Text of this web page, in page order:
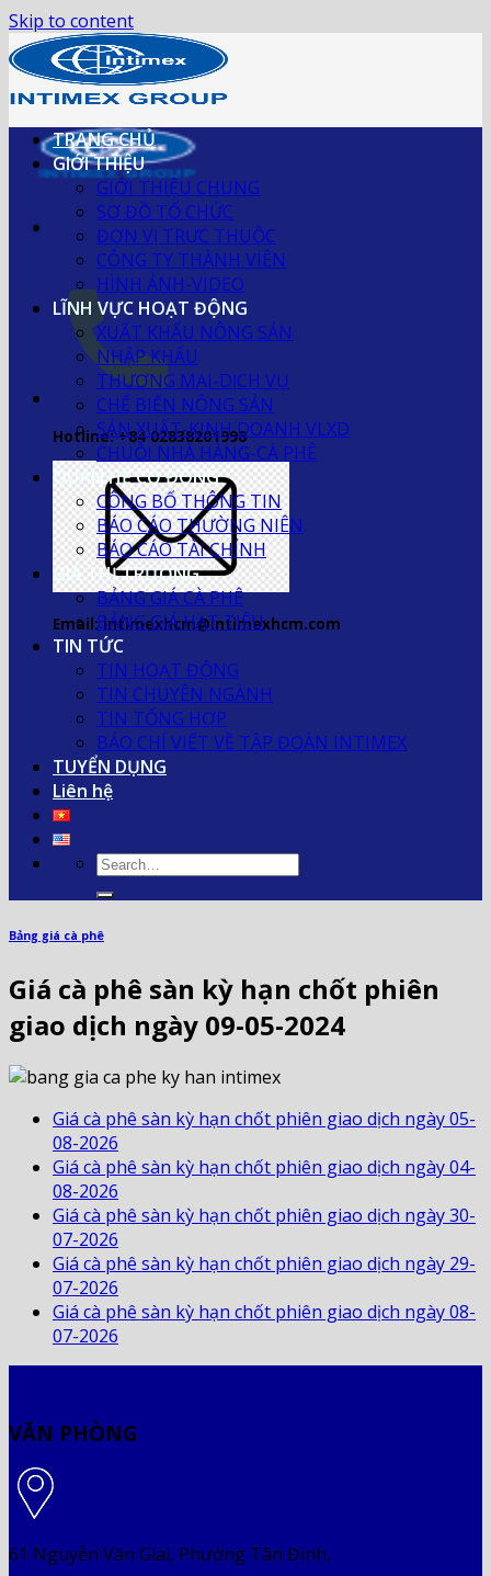
Skip to content
Hotline: +84 02838201998
Email: intimexhcm@intimexhcm.com
TRANG CHỦ
GIỚI THIỆU
GIỚI THIỆU CHUNG
SƠ ĐỒ TỔ CHỨC
ĐƠN VỊ TRỰC THUỘC
CÔNG TY THÀNH VIÊN
HÌNH ẢNH-VIDEO
LĨNH VỰC HOẠT ĐỘNG
XUẤT KHẨU NÔNG SẢN
NHẬP KHẨU
THƯƠNG MẠI-DỊCH VỤ
CHẾ BIẾN NÔNG SẢN
SẢN XUẤT-KINH DOANH VLXD
CHUỖI NHÀ HÀNG-CÀ PHÊ
QUAN HỆ CỔ ĐÔNG
CÔNG BỐ THÔNG TIN
BÁO CÁO THƯỜNG NIÊN
BÁO CÁO TÀI CHÍNH
GIÁ THỊ TRƯỜNG
BẢNG GIÁ CÀ PHÊ
BẢNG GIÁ HẠT TIÊU
TIN TỨC
TIN HOẠT ĐỘNG
TIN CHUYÊN NGÀNH
TIN TỔNG HỢP
BÁO CHÍ VIẾT VỀ TẬP ĐOÀN INTIMEX
TUYỂN DỤNG
Liên hệ
Bảng giá cà phê
Giá cà phê sàn kỳ hạn chốt phiên
giao dịch ngày 09-05-2024
Giá cà phê sàn kỳ hạn chốt phiên giao dịch ngày 05-
08-2026
Giá cà phê sàn kỳ hạn chốt phiên giao dịch ngày 04-
08-2026
Giá cà phê sàn kỳ hạn chốt phiên giao dịch ngày 30-
07-2026
Giá cà phê sàn kỳ hạn chốt phiên giao dịch ngày 29-
07-2026
Giá cà phê sàn kỳ hạn chốt phiên giao dịch ngày 08-
07-2026
VĂN PHÒNG
61 Nguyễn Văn Giai, Phường Tân Định,